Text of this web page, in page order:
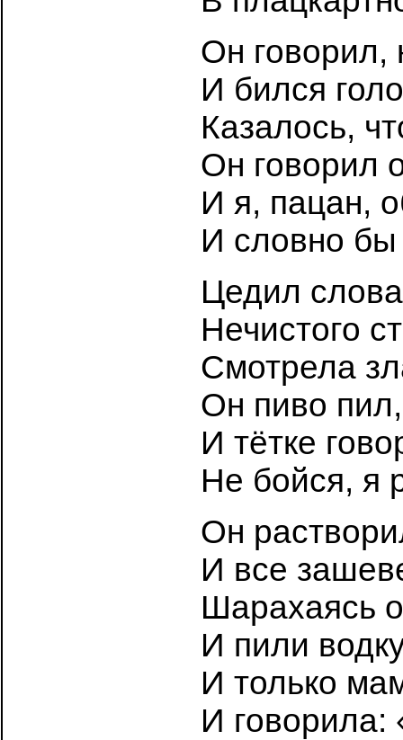
Он говорил,
И бился
Казалось,
Он говорил
И я, пацан,
И словно
Цедил
Нечистого
Смотрела
Он пиво
И тётке
Не бойся, я
Он
И все
Шарахаясь
И пили
И только
И